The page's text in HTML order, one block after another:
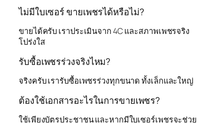
ไม่มีใบเซอร์ ขายเพชรได้หรือไม่?
ขายได้ครับ เราประเมินจาก 4C และสภาพเพชรจริง
โปร่งใส
รับซื้อเพชรร่วงจริงไหม?
จริงครับ เรารับซื้อเพชรร่วงทุกขนาด ทั้งเล็กและใหญ่
ต้องใช้เอกสารอะไรในการขายเพชร?
ใช้เพียงบัตรประชาชน และหากมีใบเซอร์เพชรจะช่วย